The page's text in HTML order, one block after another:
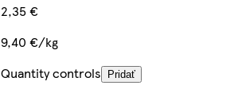
2,35 €
9,40 €/kg
Quantity controls
Pridať